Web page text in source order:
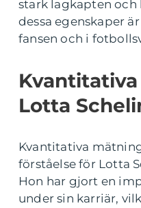
stark lagkapten och
dessa egenskaper
fansen och i
Lotta
Kvantitativa
förståelse för Lotta
Hon har gjort en
under sin karriär,